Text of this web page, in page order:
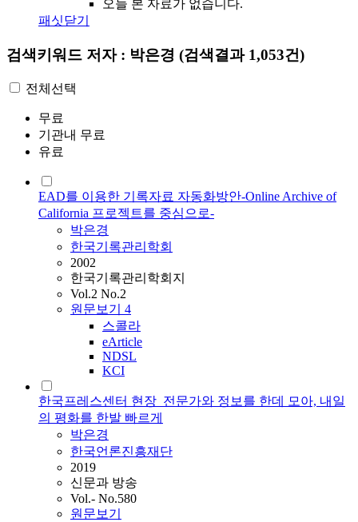
오늘 본 자료가 없습니다.
패싯닫기
검색키워드 저자 : 박은경 (검색결과 1,053건)
전체선택
무료
기관내 무료
유료
EAD를 이용한 기록자료 자동화방안-Online Archive of
California 프로젝트를 중심으로-
박은경
한국기록관리학회
2002
한국기록관리학회지
Vol.2 No.2
원문보기 4
스콜라
eArticle
NDSL
KCI
한국프레스센터 현장_전문가와 정보를 한데 모아, 내일
의 평화를 한발 빠르게
박은경
한국언론진흥재단
2019
신문과 방송
Vol.- No.580
원문보기